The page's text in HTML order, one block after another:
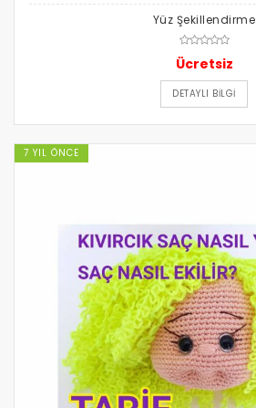
Yüz Şekillendirme
Ücretsiz
DETAYLI BILGI
7 YIL ÖNCE